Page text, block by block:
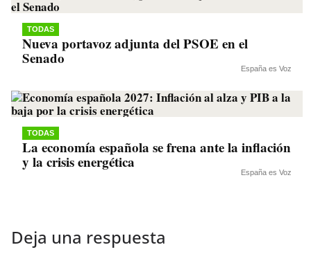
TODAS
Nueva portavoz adjunta del PSOE en el
Senado
España es Voz
TODAS
La economía española se frena ante la inflación
y la crisis energética
España es Voz
Deja una respuesta